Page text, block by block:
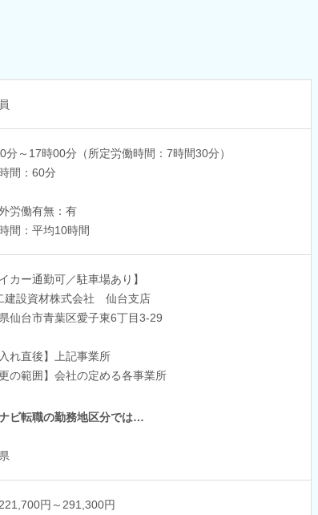
分～17時00分（所定労働時間：7時間30分）
間：60分
労働有無：有
間：平均10時間
カー通勤可／駐車場あり】
建設資材株式会社 仙台支店
仙台市青葉区愛子東6丁目3‐29
れ直後】上記事業所
の範囲】会社の定める各事業所
ビ転職の勤務地区分では…
円～291,300円